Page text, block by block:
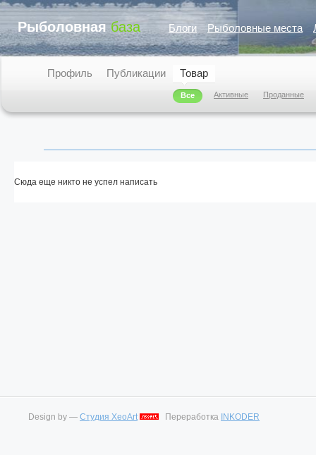
Рыболовная база Блоги Рыболовные места
Профиль Публикации Товар
Все Активные Проданные
Сюда еще никто не успел написать
Design by — Студия XeoArt Переработка INKODER